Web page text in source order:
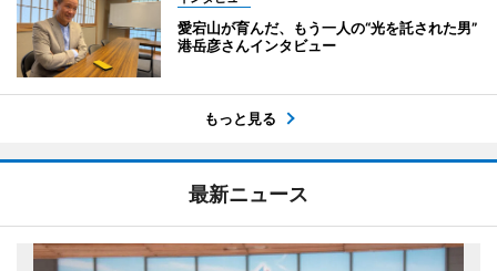
愛宕山が育んだ、もう一人の“光を託された男”
港岳彦さんインタビュー
もっと見る
最新ニュース